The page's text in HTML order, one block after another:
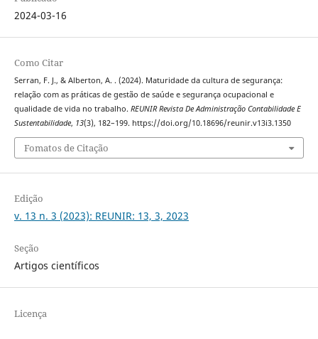
2024-03-16
Como Citar
Serran, F. J., & Alberton, A. . (2024). Maturidade da cultura de segurança:
relação com as práticas de gestão de saúde e segurança ocupacional e
qualidade de vida no trabalho. REUNIR Revista De Administração Contabilidade E
Sustentabilidade, 13(3), 182–199. https://doi.org/10.18696/reunir.v13i3.1350
Fomatos de Citação
Edição
v. 13 n. 3 (2023): REUNIR: 13, 3, 2023
Seção
Artigos científicos
Licença